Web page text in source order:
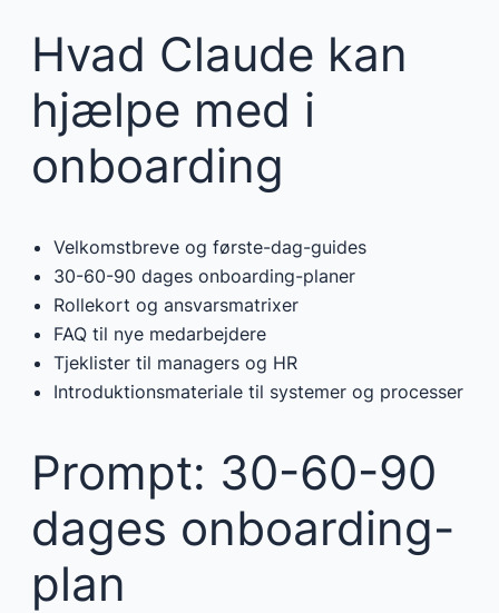
Hvad Claude kan
hjælpe med i
onboarding
Velkomstbreve og første-dag-guides
30-60-90 dages onboarding-planer
Rollekort og ansvarsmatrixer
FAQ til nye medarbejdere
Tjeklister til managers og HR
Introduktionsmateriale til systemer og processer
Prompt: 30-60-90
dages onboarding-
plan